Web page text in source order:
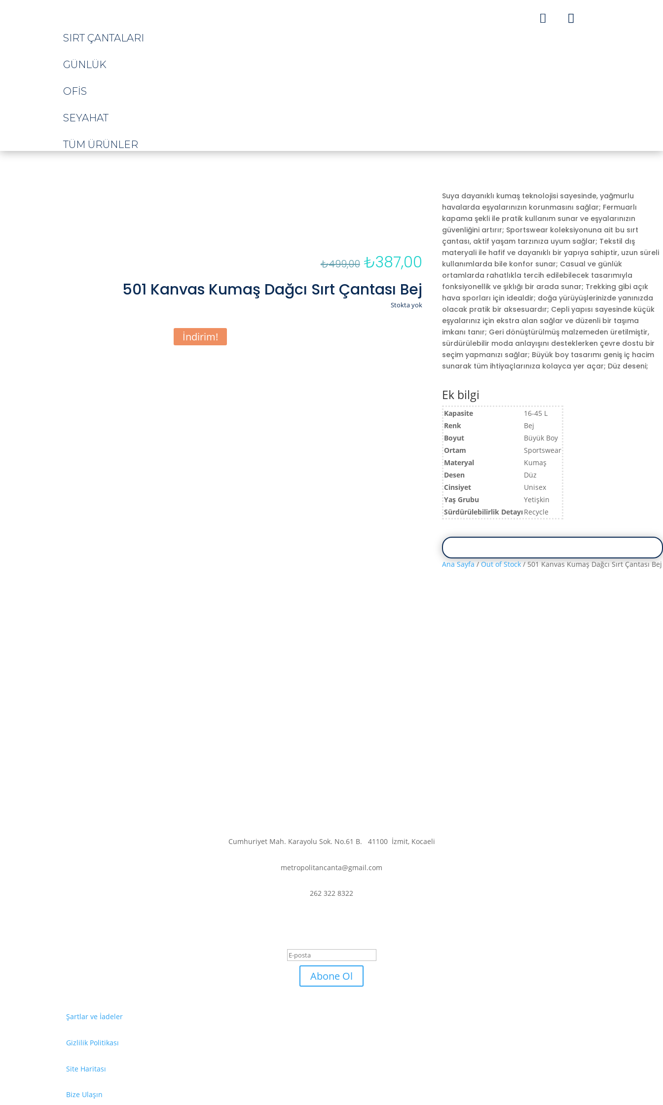
 
SIRT ÇANTALARI
GÜNLÜK
OFIS
SEYAHAT
TÜM ÜRÜNLER
₺499,00 Orijinal
fiyat:
₺499,00.
₺387,00
andaki
fiyat:
₺387,00.
501 Kanvas Kumaş Dağcı Sırt Çantası Bej
Stokta yok
İndirim!
Suya dayanıklı kumaş teknolojisi sayesinde, yağmurlu
havalarda eşyalarınızın korunmasını sağlar; Fermuarlı
kapama şekli ile pratik kullanım sunar ve eşyalarınızın
güvenliğini artırır; Sportswear koleksiyonuna ait bu sırt
çantası, aktif yaşam tarzınıza uyum sağlar; Tekstil dış
materyali ile hafif ve dayanıklı bir yapıya sahiptir, uzun süreli
kullanımlarda bile konfor sunar; Casual ve günlük
ortamlarda rahatlıkla tercih edilebilecek tasarımıyla
fonksiyonellik ve şıklığı bir arada sunar; Trekking gibi açık
hava sporları için idealdir; doğa yürüyüşlerinizde yanınızda
olacak pratik bir aksesuardır; Cepli yapısı sayesinde küçük
eşyalarınız için ekstra alan sağlar ve düzenli bir taşıma
imkanı tanır; Geri dönüştürülmüş malzemeden üretilmiştir,
sürdürülebilir moda anlayışını desteklerken çevre dostu bir
seçim yapmanızı sağlar; Büyük boy tasarımı geniş iç hacim
sunarak tüm ihtiyaçlarınıza kolayca yer açar; Düz deseni;
Ek bilgi
Kapasite
16-45 L
Renk
Bej
Boyut
Büyük Boy
Ortam
Sportswear
Materyal
Kumaş
Desen
Düz
Cinsiyet
Unisex
Yaş Grubu
Yetişkin
Sürdürülebilirlik DetayıRecycle
Ana Sayfa / Out of Stock / 501 Kanvas Kumaş Dağcı Sırt Çantası Bej
Cumhuriyet Mah. Karayolu Sok. No.61 B. 41100 İzmit, Kocaeli
metropolitancanta@gmail.com
262 322 8322
Abone Ol
Şartlar ve İadeler
Gizlilik Politikası
Site Haritası
Bize Ulaşın